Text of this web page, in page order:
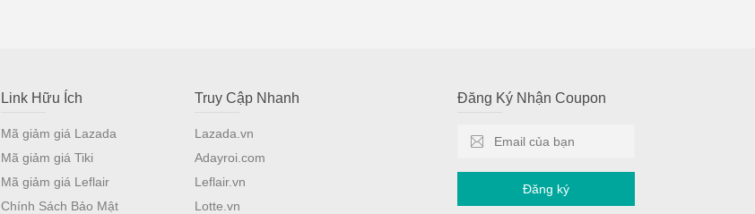
Link Hữu Ích
Mã giảm giá Lazada
Mã giảm giá Tiki
Mã giảm giá Leflair
Chính Sách Bảo Mật
Truy Cập Nhanh
Lazada.vn
Adayroi.com
Leflair.vn
Lotte.vn
Đăng Ký Nhận Coupon
Đăng ký